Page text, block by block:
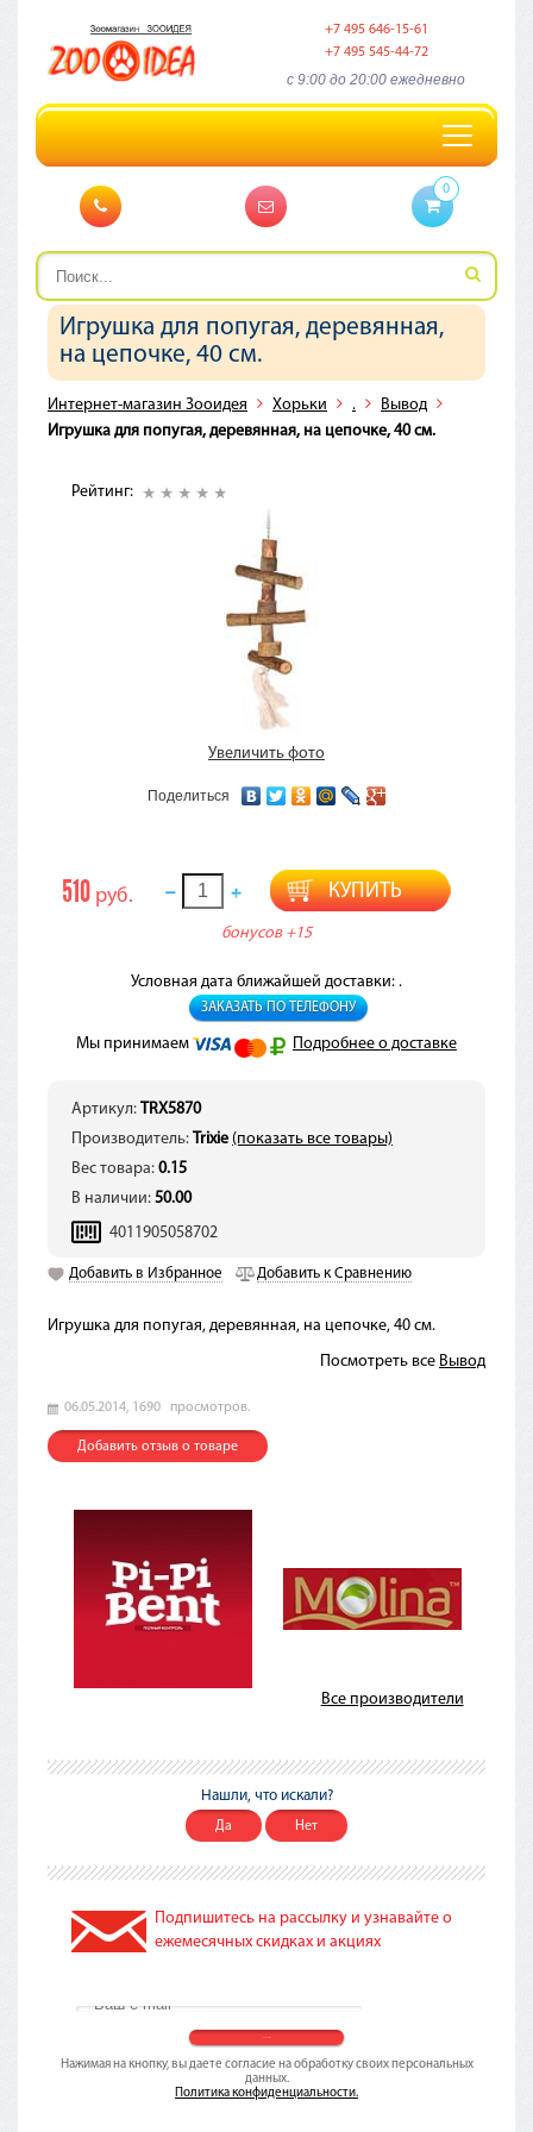
+7 495 646-15-61
+7 495 545-44-72
c 9:00 до 20:00 ежедневно
Toggle
navigation
0
Игрушка для попугая, деревянная,
на цепочке, 40 см.
Интернет-магазин Зооидея Хорьки .
Вывод
Игрушка для попугая, деревянная, на цепочке, 40 см.
Рейтинг:
Увеличить фото
Поделиться
510руб. КУПИТЬ
бонусов +15
Условная дата ближайшей доставки: .
ЗАКАЗАТЬ ПО ТЕЛЕФОНУ
Мы принимаем Подробнее о доставке
Артикул: TRX5870
Производитель: Trixie (показать все товары)
Вес товара: 0.15
В наличии: 50.00
4011905058702
Добавить в Избранное Добавить к Сравнению
Игрушка для попугая, деревянная, на цепочке, 40 см.
Посмотреть все Вывод
06.05.2014, 1690 просмотров.
Добавить отзыв о товаре
Все производители
Нашли, что искали?
Да Нет
Подпишитесь на рассылку и узнавайте о
ежемесячных скидках и акциях
Нажимая на кнопку, вы даете согласие на обработку своих персональных
данных.
Политика конфиденциальности.